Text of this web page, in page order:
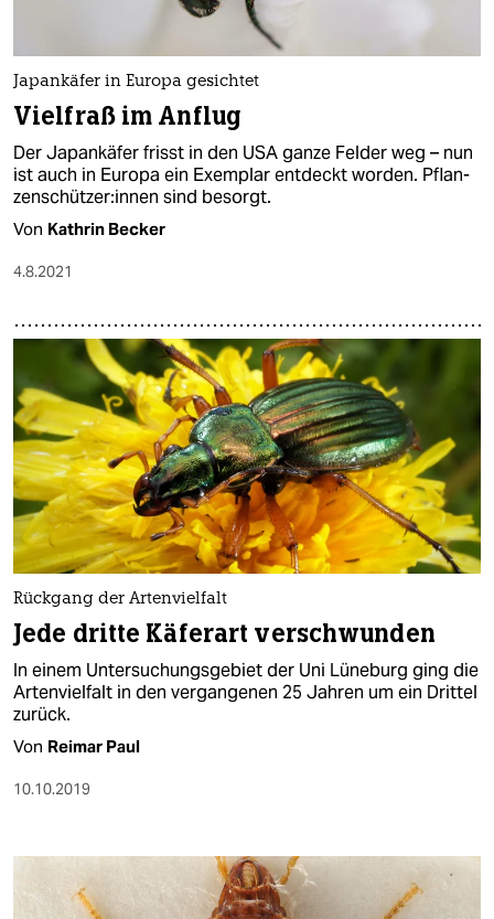
Japankäfer in Europa gesichtet
Vielfraß im Anflug
Der Japankäfer frisst in den USA ganze Felder weg – nun
ist auch in Europa ein Exemplar entdeckt worden. Pflan­
zen­schüt­ze­r:in­nen sind besorgt.
Von Kathrin Becker
4.8.2021
Rückgang der Artenvielfalt
Jede dritte Käferart verschwunden
In einem Untersuchungsgebiet der Uni Lüneburg ging die
Artenvielfalt in den vergangenen 25 Jahren um ein Drittel
zurück.
Von Reimar Paul
10.10.2019